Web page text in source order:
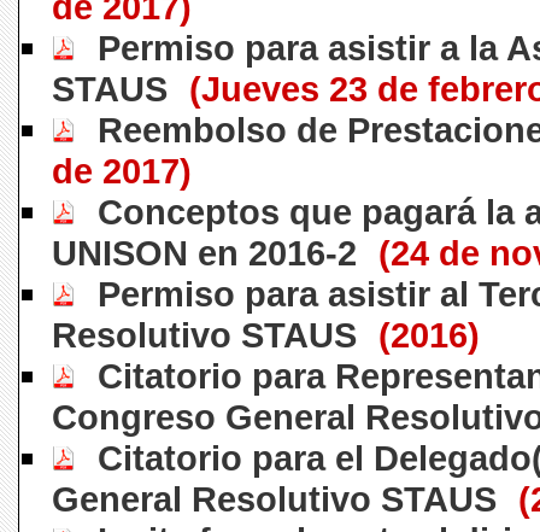
Permiso para asistir a la
STAUS (Jueves 23 de
Reembolso de
de 2017)
Conceptos que pagará la
UNISON en 2016-2
(24 de
Permiso para asistir al
Resolutivo STAUS (2016)
Citatorio para
Congreso General
Citatorio para el
General Resolutivo STAUS